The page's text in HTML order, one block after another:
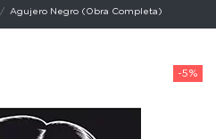
Agujero Negro (Obra Completa)
-5%